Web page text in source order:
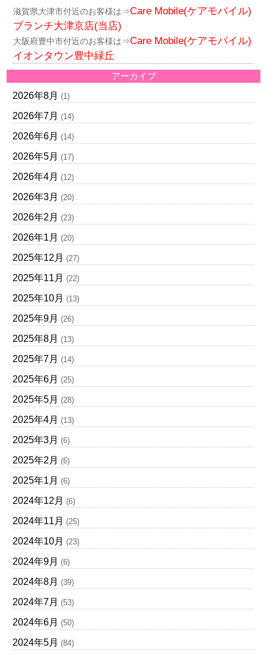
滋賀県大津市付近のお客様は⇒Care Mobile(ケアモバイル)
ブランチ大津京店(当店)
大阪府豊中市付近のお客様は⇒Care Mobile(ケアモバイル)
イオンタウン豊中緑丘
アーカイブ
2026年8月 (1)
2026年7月 (14)
2026年6月 (14)
2026年5月 (17)
2026年4月 (12)
2026年3月 (20)
2026年2月 (23)
2026年1月 (20)
2025年12月 (27)
2025年11月 (22)
2025年10月 (13)
2025年9月 (26)
2025年8月 (13)
2025年7月 (14)
2025年6月 (25)
2025年5月 (28)
2025年4月 (13)
2025年3月 (6)
2025年2月 (6)
2025年1月 (6)
2024年12月 (6)
2024年11月 (25)
2024年10月 (23)
2024年9月 (6)
2024年8月 (39)
2024年7月 (53)
2024年6月 (50)
2024年5月 (84)